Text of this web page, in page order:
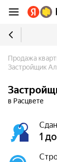
Продажа
Застройщик
в Расцвете
Сдан
1